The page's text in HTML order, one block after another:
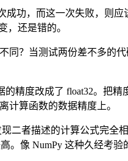
功，而这一次失败，则
，还是错的。
同？当测试两份差不多的
度改成了 float32。把精
计算函数的数据精度上。
二者描述的计算公式完全
。像 NumPy 这种久经考